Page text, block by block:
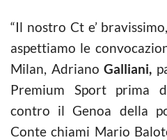
“Il nostro Ct e’
aspettiamo le
Milan, Adriano Galliani,
Premium Sport prima
contro il Genoa della
Conte chiami Mario